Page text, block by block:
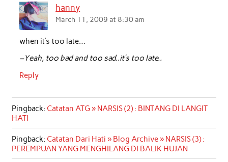
o
k
p
n
hanny
March 11, 2009 at 8:30 am
when it’s too late…
–Yeah, too bad and too sad..it’s too late..
Reply
Pingback: Catatan ATG » NARSIS (2) : BINTANG DI LANGIT
HATI
Pingback: Catatan Dari Hati » Blog Archive » NARSIS (3) :
PEREMPUAN YANG MENGHILANG DI BALIK HUJAN